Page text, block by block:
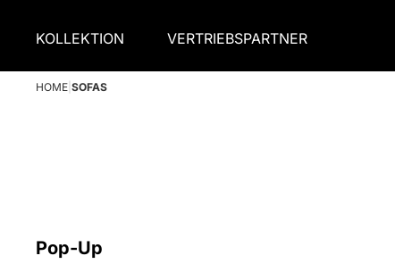
KOLLEKTION VERTRIEBSPARTNER
HOME SOFAS
Pop-Up